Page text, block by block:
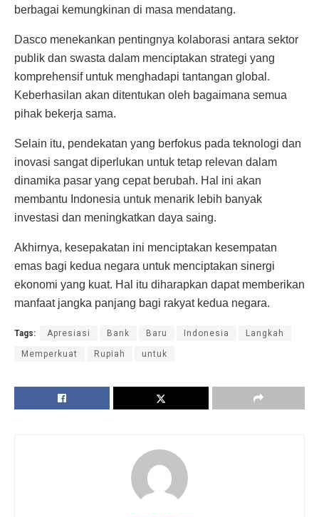
berbagai kemungkinan di masa mendatang.
Dasco menekankan pentingnya kolaborasi antara sektor
publik dan swasta dalam menciptakan strategi yang
komprehensif untuk menghadapi tantangan global.
Keberhasilan akan ditentukan oleh bagaimana semua
pihak bekerja sama.
Selain itu, pendekatan yang berfokus pada teknologi dan
inovasi sangat diperlukan untuk tetap relevan dalam
dinamika pasar yang cepat berubah. Hal ini akan
membantu Indonesia untuk menarik lebih banyak
investasi dan meningkatkan daya saing.
Akhirnya, kesepakatan ini menciptakan kesempatan
emas bagi kedua negara untuk menciptakan sinergi
ekonomi yang kuat. Hal itu diharapkan dapat memberikan
manfaat jangka panjang bagi rakyat kedua negara.
Tags: Apresiasi Bank Baru Indonesia Langkah
Memperkuat Rupiah untuk